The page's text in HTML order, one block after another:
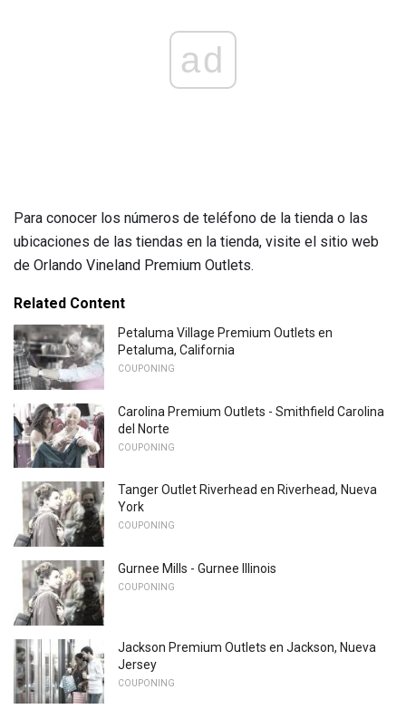
ad
Para conocer los números de teléfono de la tienda o las
ubicaciones de las tiendas en la tienda, visite el sitio web
de Orlando Vineland Premium Outlets.
Related Content
Petaluma Village Premium Outlets en
Petaluma, California
COUPONING
Carolina Premium Outlets - Smithfield Carolina
del Norte
COUPONING
Tanger Outlet Riverhead en Riverhead, Nueva
York
COUPONING
Gurnee Mills - Gurnee Illinois
COUPONING
Jackson Premium Outlets en Jackson, Nueva
Jersey
COUPONING